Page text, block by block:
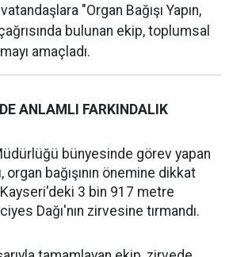
"Organ Bağışı Yapın,
bulunan ekip, toplumsal
amaçladı.
ANLAMLI FARKINDALIK
bünyesinde görev yapan
organ bağışının önemine dikkat
3 bin 917 metre
Dağı'nın zirvesine tırmandı.